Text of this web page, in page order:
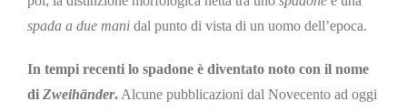
spada a due manidal punto di vista di un uomo dell’epoca.
In tempi recenti lo spadone è diventato noto con il nome
di Zweihänder.Alcune pubblicazioni dal Novecento ad oggi